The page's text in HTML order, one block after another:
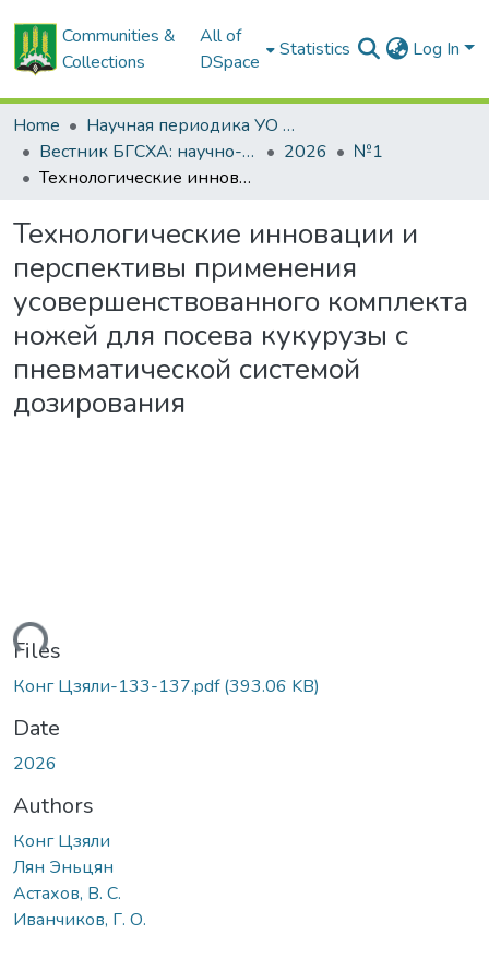
Communities &
Collections
All of
DSpace
Statistics Log In
Home
Научная периодика УО БГСХА
Вестник БГСХА: научно-методический журнал Белорусской государственной сельскохозяйственной академии
2026
№1
Технологические инновации и перспективы применения усовершенствованного комплекта ножей для посева кукурузы с пневматической системой дозирования
Технологические инновации и
перспективы применения
усовершенствованного комплекта
ножей для посева кукурузы с
пневматической системой
дозирования
Files
Конг Цзяли-133-137.pdf(393.06 KB)
Date
2026
Authors
Конг Цзяли
Лян Эньцян
Астахов, В. С.
Иванчиков, Г. О.